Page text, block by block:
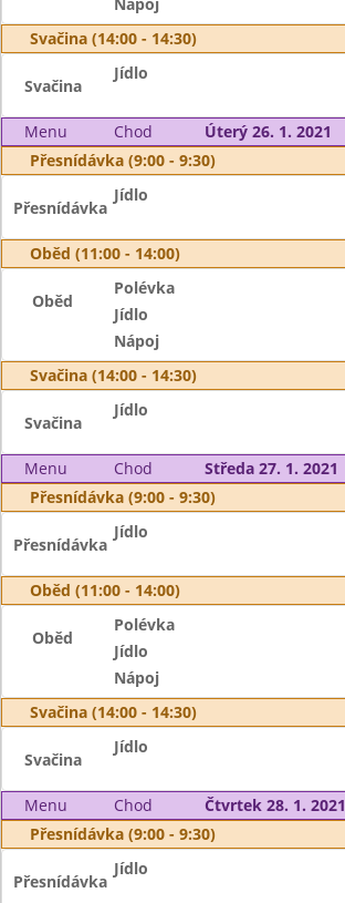
Svačina (14:00 - 14:30)
Svačina
Jídlo
Menu Chod
Úterý 26. 1. 2021
Přesnídávka (9:00 - 9:30)
Přesnídávka
Jídlo
Oběd (11:00 - 14:00)
Oběd
Polévka
Jídlo
Nápoj
Svačina (14:00 - 14:30)
Svačina
Jídlo
Menu Chod
Středa 27. 1. 2021
Přesnídávka (9:00 - 9:30)
Přesnídávka
Jídlo
Oběd (11:00 - 14:00)
Oběd
Polévka
Jídlo
Nápoj
Svačina (14:00 - 14:30)
Svačina
Jídlo
Menu Chod
Čtvrtek 28. 1. 2021
Přesnídávka (9:00 - 9:30)
Přesnídávka
Jídlo